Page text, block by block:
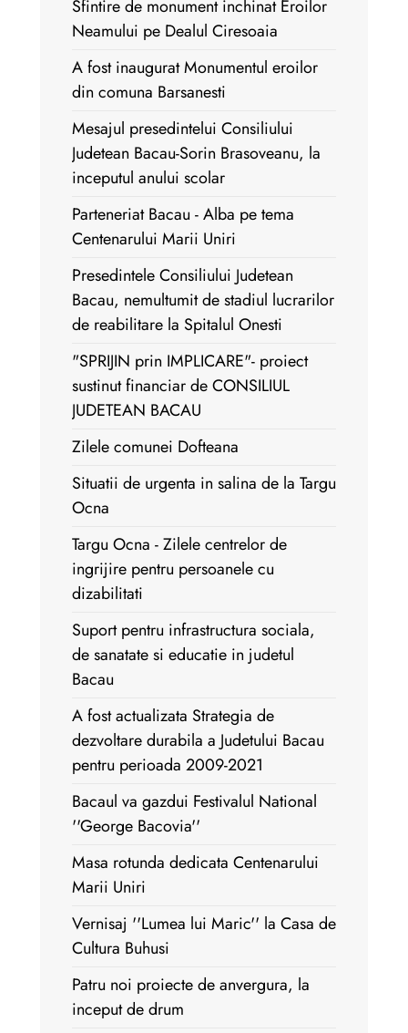
Sfintire de monument inchinat Eroilor
Neamului pe Dealul Ciresoaia
A fost inaugurat Monumentul eroilor
din comuna Barsanesti
Mesajul presedintelui Consiliului
Judetean Bacau-Sorin Brasoveanu, la
inceputul anului scolar
Parteneriat Bacau - Alba pe tema
Centenarului Marii Uniri
Presedintele Consiliului Judetean
Bacau, nemultumit de stadiul lucrarilor
de reabilitare la Spitalul Onesti
"SPRIJIN prin IMPLICARE"- proiect
sustinut financiar de CONSILIUL
JUDETEAN BACAU
Zilele comunei Dofteana
Situatii de urgenta in salina de la Targu
Ocna
Targu Ocna - Zilele centrelor de
ingrijire pentru persoanele cu
dizabilitati
Suport pentru infrastructura sociala,
de sanatate si educatie in judetul
Bacau
A fost actualizata Strategia de
dezvoltare durabila a Judetului Bacau
pentru perioada 2009-2021
Bacaul va gazdui Festivalul National
''George Bacovia''
Masa rotunda dedicata Centenarului
Marii Uniri
Vernisaj ''Lumea lui Maric'' la Casa de
Cultura Buhusi
Patru noi proiecte de anvergura, la
inceput de drum